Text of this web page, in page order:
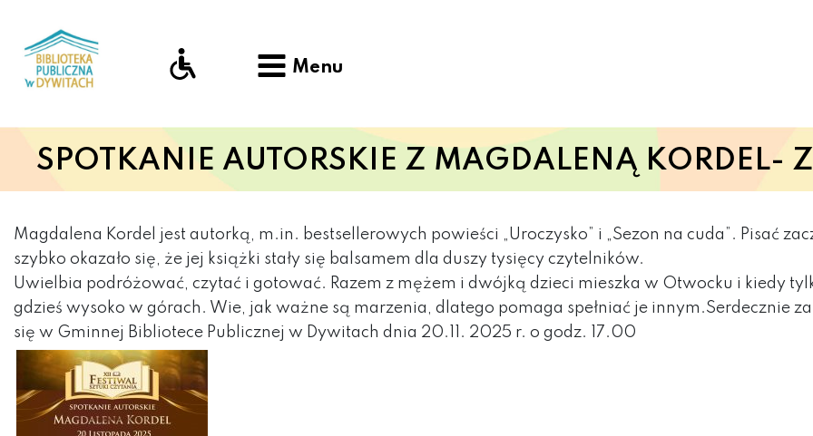
Menu
SPOTKANIE AUTORSKIE Z MAGDALENĄ KORDEL-
Magdalena Kordel jest autorką, m.in. bestsellerowych powieści „Uroczysko” i „Sezon na cuda”. Pisać
szybko okazało się, że jej książki stały się balsamem dla duszy tysięcy czytelników.
Uwielbia podróżować, czytać i gotować. Razem z mężem i dwójką dzieci mieszka w Otwocku i kiedy
gdzieś wysoko w górach. Wie, jak ważne są marzenia, dlatego pomaga spełniać je innym.Serdecznie
się w Gminnej Bibliotece Publicznej w Dywitach dnia 20.11. 2025 r. o godz. 17.00